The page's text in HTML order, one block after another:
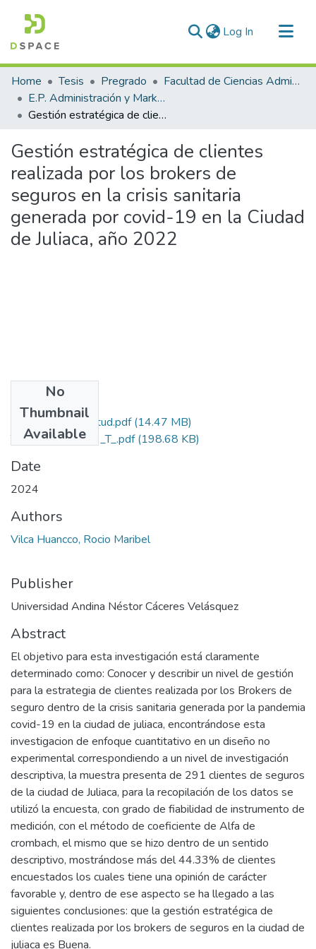
Log In (current)
Communities & Collections
All of DSpace
Statistics
Home Tesis Pregrado
Facultad de Ciencias Administrativas
E.P. Administración y Marketing
Gestión estratégica de clientes realizada por los brokers de seguros en la crisis sanitaria generada por covid-19 en la Ciudad de Juliaca, año 2022
Gestión estratégica de clientes
realizada por los brokers de
seguros en la crisis sanitaria
generada por covid-19 en la Ciudad
de Juliaca, año 2022
No
Thumbnail
Available
Grado de Similitud.pdf(14.47 MB)
T036_70757123_T_.pdf(198.68 KB)
Date
2024
Authors
Vilca Huancco, Rocio Maribel
Publisher
Universidad Andina Néstor Cáceres Velásquez
Abstract
El objetivo para esta investigación está claramente
determinado como: Conocer y describir un nivel de gestión
para la estrategia de clientes realizada por los Brokers de
seguro dentro de la crisis sanitaria generada por la pandemia
covid-19 en la ciudad de juliaca, encontrándose esta
investigacion de enfoque cuantitativo en un diseño no
experimental correspondiendo a un nivel de investigación
descriptiva, la muestra presenta de 291 clientes de seguros
de la ciudad de Juliaca, para la recopilación de los datos se
utilizó la encuesta, con grado de fiabilidad de instrumento de
medición, con el método de coeficiente de Alfa de
crombach, el mismo que se hizo dentro de un sentido
descriptivo, mostrándose más del 44.33% de clientes
encuestados los cuales tiene una opinión de carácter
favorable y, dentro de ese aspecto se ha llegado a las
siguientes conclusiones: que la gestión estratégica de
clientes realizada por los brokers de seguros en la ciudad de
juliaca es Buena.